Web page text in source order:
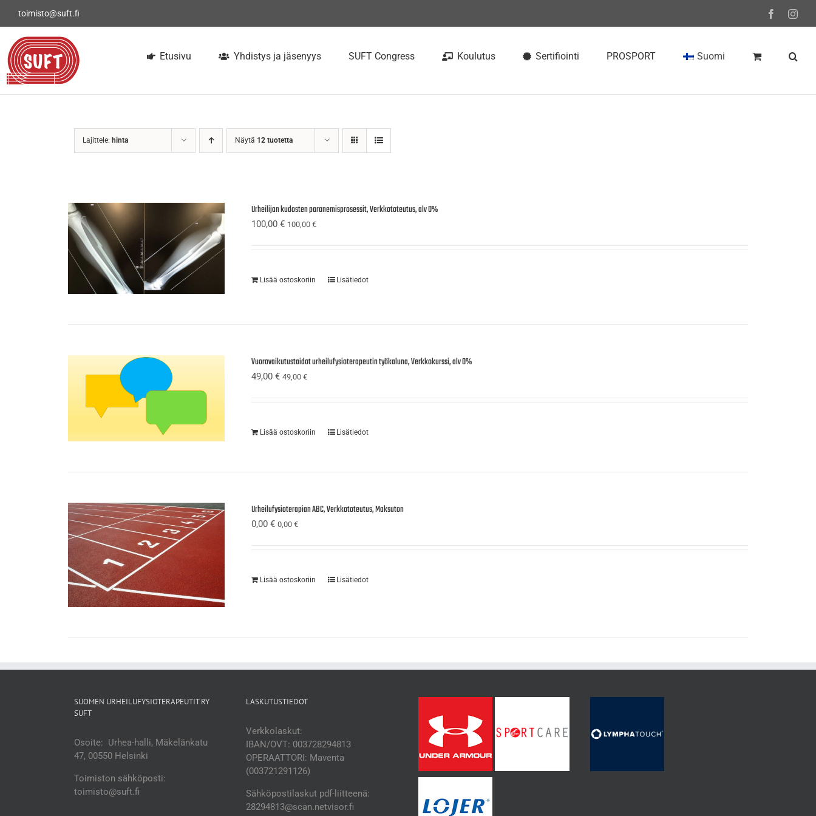
toimisto@suft.fi Facebook
Etusivu Yhdistys ja jäsenyys SUFT Congress Koulutus Sertifiointi PROSPORT Suomi
Lajittele: hinta Näytä 12 tuotetta
Urheilijan kudosten paranemisprosessit, Verkkototeutus, alv 0%
100,00€ 100,00€
Lisää ostoskoriin Lisätiedot
Vuorovaikutustaidot urheilufysioterapeutin työkaluna, Verkkokurssi, alv 0%
49,00€ 49,00€
Lisää ostoskoriin Lisätiedot
Urheilufysioterapian ABC, Verkkototeutus, Maksuton
0,00€ 0,00€
Lisää ostoskoriin Lisätiedot
SUOMEN URHEILUFYSIOTERAPEUTIT RY
SUFT
Osoite: Urhea-halli, Mäkelänkatu
47, 00550 Helsinki
Toimiston sähköposti:
toimisto@suft.fi
LASKUTUSTIEDOT
Verkkolaskut:
IBAN/OVT: 003728294813
OPERAATTORI: Maventa
(003721291126)
Sähköpostilaskut pdf-liitteenä:
28294813@scan.netvisor.fi